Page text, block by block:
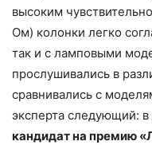
высоким
Ом) колонки легко
так и с ламповыми
прослушивались в
сравнивались с
эксперта следующий:
кандидат на премию